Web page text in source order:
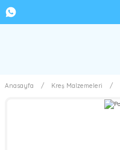
Anasayfa Kreş Malzemeleri